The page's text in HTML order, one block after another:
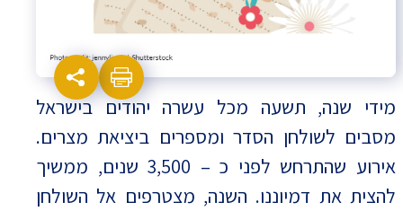
מידי שנה, תשעה מכל עשרה יהודים בישראל
מסבים לשולחן הסדר ומספרים ביציאת מצרים.
אירוע שהתרחש לפני כ – 3,500 שנים, ממשיך
להצית את דמיוננו. השנה, מצטרפים אל השולחן